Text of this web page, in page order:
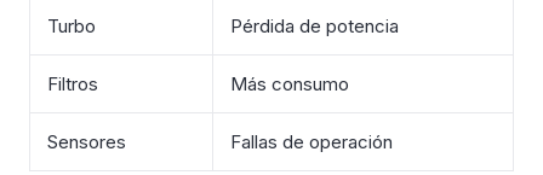
Turbo Pérdida de potencia
Filtros Más consumo
Sensores Fallas de operación